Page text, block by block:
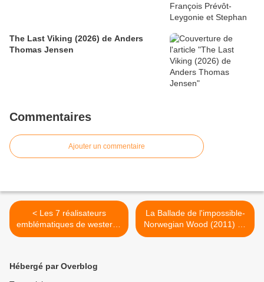
The Last Viking (2026) de Anders
Thomas Jensen
Commentaires
Ajouter un commentaire
< Les 7 réalisateurs
emblématiques de westerns
: partie 2
La Ballade de l'impossible-
Norwegian Wood (2011) de
Tran Anh Hung >
Hébergé par Overblog